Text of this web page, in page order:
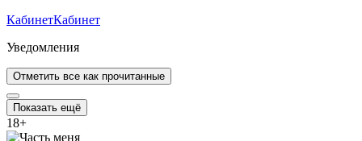
КабинетКабинет
Уведомления
Отметить все как прочитанные
Показать ещё
18+